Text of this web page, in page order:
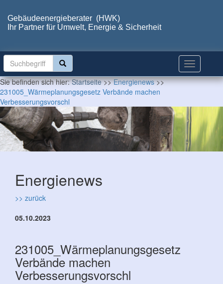
Gebäudeenergieberater (HWK)
Ihr Partner für Umwelt, Energie & Sicherheit
Sie befinden sich hier:Startseite>>Energienews>>
231005_Wärmeplanungsgesetz Verbände machen
Verbesserungsvorschl
Energienews
>> zurück
05.10.2023
231005_Wärmeplanungsgesetz
Verbände machen
Verbesserungsvorschl